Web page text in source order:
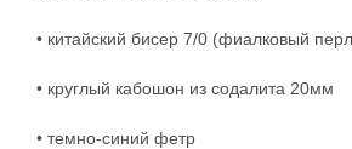
• китайский бисер 7/0 (фиалковый
• круглый кабошон из содалита 20мм
• темно-синий фетр